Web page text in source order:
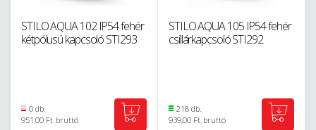
STILO AQUA 102 IP54 fehér
kétpólusú kapcsoló STI293
0 db.
951,00 Ft bruttó
STILO AQUA 105 IP54 fehér
csillárkapcsoló STI292
218 db.
939,00 Ft bruttó